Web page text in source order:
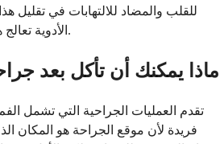
للقلب والمضاد للالتهابات في تقليل
الأدوية تعالج هذه الحالة عادة عند حدوثها.
ماذا يمكنك أن تأكل بعد
تقدم العمليات الجراحية التي تشمل
فريدة لأن موقع الجراحة هو المكان